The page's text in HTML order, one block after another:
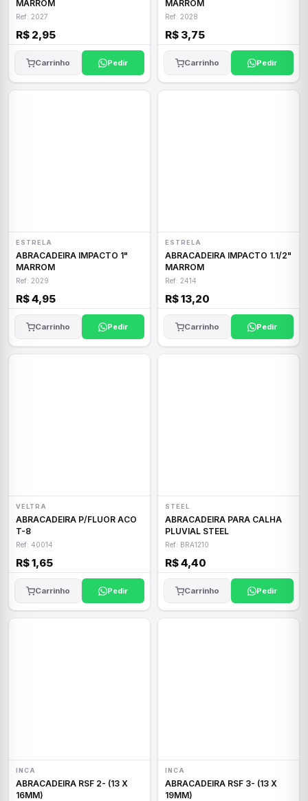
MARROM
Ref: 2027
R$ 2,95
Carrinho Pedir
MARROM
Ref: 2028
R$ 3,75
Carrinho Pedir
ESTRELA
ABRACADEIRA IMPACTO 1"
MARROM
Ref: 2029
R$ 4,95
Carrinho Pedir
ESTRELA
ABRACADEIRA IMPACTO 1.1/2"
MARROM
Ref: 2414
R$ 13,20
Carrinho Pedir
VELTRA
ABRACADEIRA P/FLUOR ACO
T-8
Ref: 40014
R$ 1,65
Carrinho Pedir
STEEL
ABRACADEIRA PARA CALHA
PLUVIAL STEEL
Ref: BRA1210
R$ 4,40
Carrinho Pedir
INCA
ABRACADEIRA RSF 2- (13 X
16MM)
INCA
ABRACADEIRA RSF 3- (13 X
19MM)